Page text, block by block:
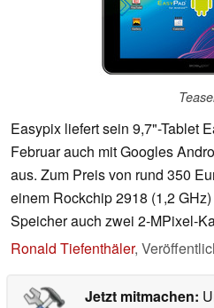
Easypix liefert sein 9,7"-Tablet
Februar auch mit Googles
aus. Zum Preis von rund 350
einem Rockchip 2918 (1,2
Speicher auch zwei 2-MPixel-
Ronald Tiefenthäler,
Jetzt mitmachen: